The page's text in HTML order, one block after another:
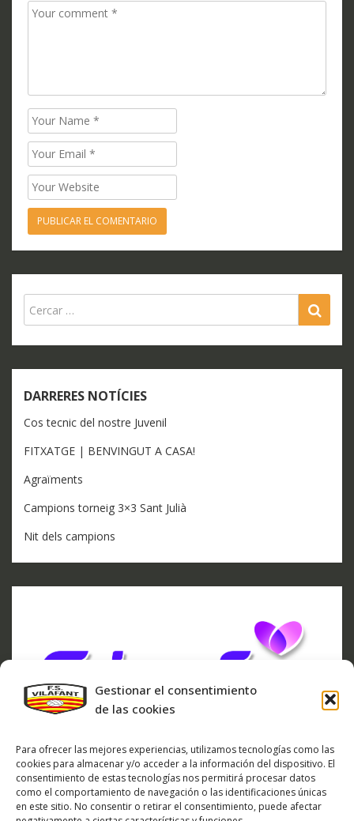
Gestionar el consentimiento
de las cookies
Para ofrecer las mejores experiencias, utilizamos tecnologías como las
cookies para almacenar y/o acceder a la información del dispositivo. El
consentimiento de estas tecnologías nos permitirá procesar datos
como el comportamiento de navegación o las identificaciones únicas
en este sitio. No consentir o retirar el consentimiento, puede afectar
Comment
Name
Email
Website
DARRERES NOTÍCIES
Cos tecnic del nostre Juvenil
FITXATGE | BENVINGUT A CASA!
Agraïments
Campions torneig 3×3 Sant Julià
Nit dels campions